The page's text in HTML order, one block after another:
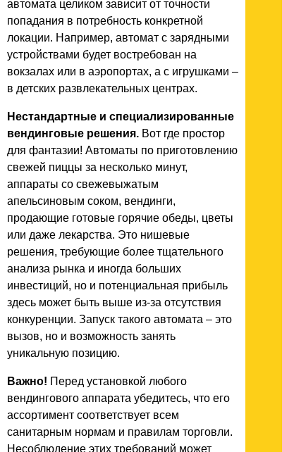
автомата целиком зависит от точности
попадания в потребность конкретной
локации. Например, автомат с зарядными
устройствами будет востребован на
вокзалах или в аэропортах, а с игрушками –
в детских развлекательных центрах.
Нестандартные и специализированные
вендинговые решения. Вот где простор
для фантазии! Автоматы по приготовлению
свежей пиццы за несколько минут,
аппараты со свежевыжатым
апельсиновым соком, вендинги,
продающие готовые горячие обеды, цветы
или даже лекарства. Это нишевые
решения, требующие более тщательного
анализа рынка и иногда больших
инвестиций, но и потенциальная прибыль
здесь может быть выше из-за отсутствия
конкуренции. Запуск такого автомата – это
вызов, но и возможность занять
уникальную позицию.
Важно! Перед установкой любого
вендингового аппарата убедитесь, что его
ассортимент соответствует всем
санитарным нормам и правилам торговли.
Несоблюдение этих требований может